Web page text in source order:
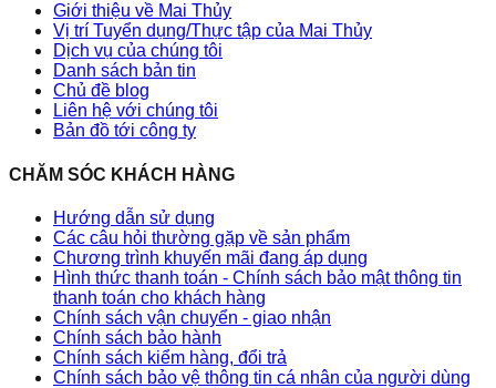
Giới thiệu về Mai Thủy
Vị trí Tuyển dụng/Thực tập của Mai Thủy
Dịch vụ của chúng tôi
Danh sách bản tin
Chủ đề blog
Liên hệ với chúng tôi
Bản đồ tới công ty
CHĂM SÓC KHÁCH HÀNG
Hướng dẫn sử dụng
Các câu hỏi thường gặp về sản phẩm
Chương trình khuyến mãi đang áp dụng
Hình thức thanh toán - Chính sách bảo mật thông tin
thanh toán cho khách hàng
Chính sách vận chuyển - giao nhận
Chính sách bảo hành
Chính sách kiểm hàng, đổi trả
Chính sách bảo vệ thông tin cá nhân của người dùng